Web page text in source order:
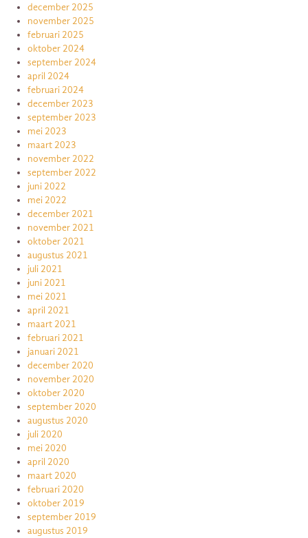
december 2025
november 2025
februari 2025
oktober 2024
september 2024
april 2024
februari 2024
december 2023
september 2023
mei 2023
maart 2023
november 2022
september 2022
juni 2022
mei 2022
december 2021
november 2021
oktober 2021
augustus 2021
juli 2021
juni 2021
mei 2021
april 2021
maart 2021
februari 2021
januari 2021
december 2020
november 2020
oktober 2020
september 2020
augustus 2020
juli 2020
mei 2020
april 2020
maart 2020
februari 2020
oktober 2019
september 2019
augustus 2019